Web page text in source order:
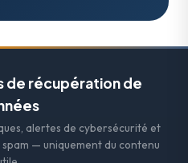
de récupération de
alertes de cybersécurité et
— uniquement du contenu